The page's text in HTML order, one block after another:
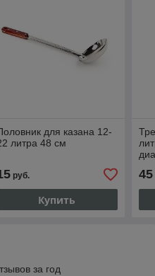
для казана 12-
литра 48 см
руб.
Купить
45
за год